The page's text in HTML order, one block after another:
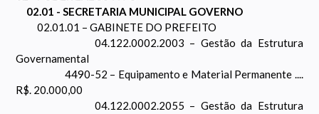
02.01 - SECRETARIA MUNICIPAL GOVERNO
02.01.01 – GABINETE DO PREFEITO
04.122.0002.2003 – Gestão da Estrutura
Governamental
4490-52 – Equipamento e Material Permanente ....
R$. 20.000,00
04.122.0002.2055 – Gestão da Estrutura